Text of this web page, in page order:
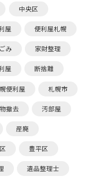
中央区
屋 便利屋札幌
み 家財整理
屋 断捨離
便利屋 札幌市
撤去 汚部屋
産廃
豊平区
遺品整理士